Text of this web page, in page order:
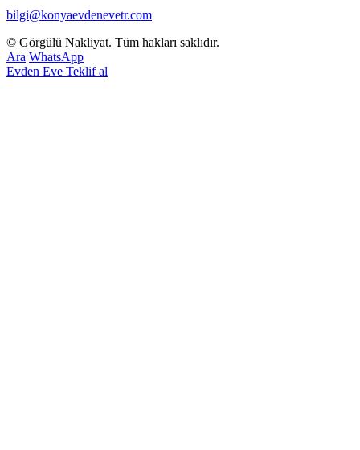
bilgi@konyaevdenevetr.com
© Görgülü Nakliyat. Tüm hakları saklıdır.
Ara WhatsApp
Evden Eve Teklif al